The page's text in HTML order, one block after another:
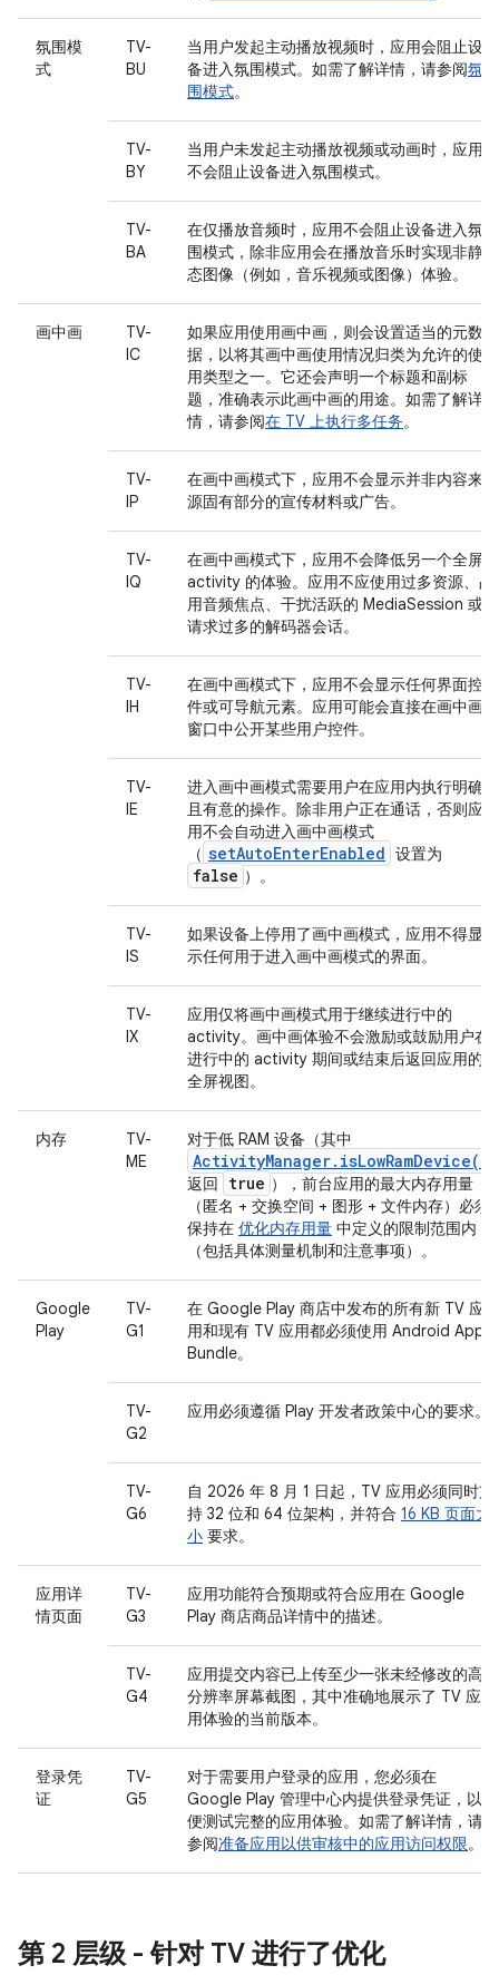
氛围模
式
TV-
BU
当用户发起主动播放视频时，应用会阻止设
备进入氛围模式。如需了解详情，请参阅氛
围模式。
TV-
BY
当用户未发起主动播放视频或动画时，应用
不会阻止设备进入氛围模式。
TV-
BA
在仅播放音频时，应用不会阻止设备进入氛
围模式，除非应用会在播放音乐时实现非静
态图像（例如，音乐视频或图像）体验。
画中画
TV-
IC
如果应用使用画中画，则会设置适当的元数
据，以将其画中画使用情况归类为允许的使
用类型之一。它还会声明一个标题和副标
题，准确表示此画中画的用途。如需了解详
情，请参阅在 TV 上执行多任务。
TV-
IP
在画中画模式下，应用不会显示并非内容来
源固有部分的宣传材料或广告。
TV-
IQ
在画中画模式下，应用不会降低另一个全屏
activity 的体验。应用不应使用过多资源、占
用音频焦点、干扰活跃的 MediaSession 或
请求过多的解码器会话。
TV-
IH
在画中画模式下，应用不会显示任何界面控
件或可导航元素。应用可能会直接在画中画
窗口中公开某些用户控件。
TV-
IE
进入画中画模式需要用户在应用内执行明确
且有意的操作。除非用户正在通话，否则应
用不会自动进入画中画模式
（ setAutoEnterEnabled 设置为
false ）。
TV-
IS
如果设备上停用了画中画模式，应用不得显
示任何用于进入画中画模式的界面。
TV-
IX
应用仅将画中画模式用于继续进行中的
activity。画中画体验不会激励或鼓励用户在
进行中的 activity 期间或结束后返回应用的
全屏视图。
内存
TV-
ME
对于低 RAM 设备（其中
ActivityManager.isLowRamDevice()
返回 true ），前台应用的最大内存用量
（匿名 + 交换空间 + 图形 + 文件内存）必须
保持在 优化内存用量 中定义的限制范围内
（包括具体测量机制和注意事项）。
Google
Play
TV-
G1
在 Google Play 商店中发布的所有新 TV 应
用和现有 TV 应用都必须使用 Android App
Bundle。
TV-
G2
应用必须遵循 Play 开发者政策中心的要求。
TV-
G6
自 2026 年 8 月 1 日起，TV 应用必须同时支
持 32 位和 64 位架构，并符合 16 KB 页面大
小 要求。
应用详
情页面
TV-
G3
应用功能符合预期或符合应用在 Google
Play 商店商品详情中的描述。
TV-
G4
应用提交内容已上传至少一张未经修改的高
分辨率屏幕截图，其中准确地展示了 TV 应
用体验的当前版本。
登录凭
证
TV-
G5
对于需要用户登录的应用，您必须在
Google Play 管理中心内提供登录凭证，以
便测试完整的应用体验。如需了解详情，请
参阅准备应用以供审核中的应用访问权限。
第 2 层级 - 针对 TV 进行了优化